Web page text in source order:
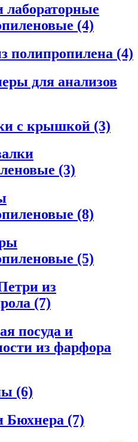
лабораторные
(4)
полипропилена (4)
для анализов
с крышкой (3)
(3)
(8)
(5)
из
(7)
посуда и
из фарфора
(6)
Бюхнера (7)